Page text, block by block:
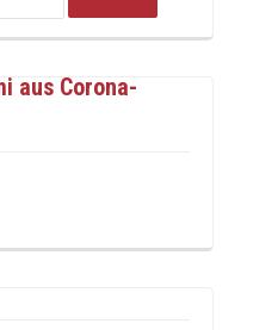
aus Corona-